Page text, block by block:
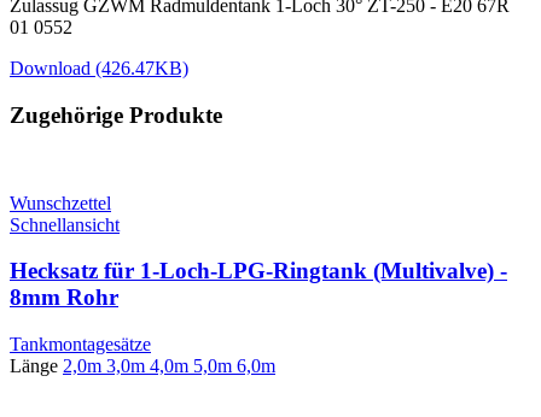
Zulassug GZWM Radmuldentank 1-Loch 30° ZT-250 - E20 67R
01 0552
Download (426.47KB)
Zugehörige Produkte
Wunschzettel
Schnellansicht
Hecksatz für 1-Loch-LPG-Ringtank (Multivalve) -
8mm Rohr
Tankmontagesätze
Länge 2,0m 3,0m 4,0m 5,0m 6,0m